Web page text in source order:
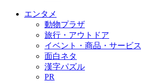
エンタメ
動物プラザ
旅行・アウトドア
イベント・商品・サービス
面白ネタ
漢字パズル
PR